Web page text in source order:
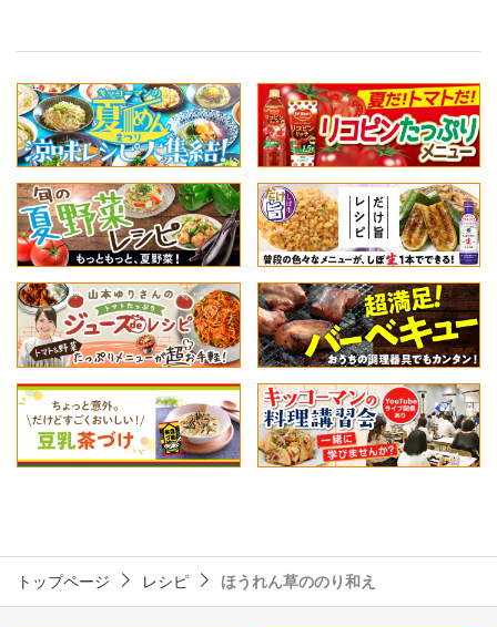
トップページ レシピ ほうれん草ののり和え